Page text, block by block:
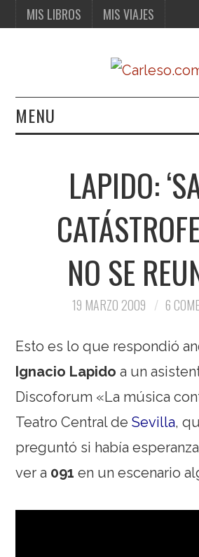
MIS LIBROS MIS VIAJES
MENU
MIS VIAJES
LAPIDO:
NO SE
19 MARZO 2009 6
Esto es lo que respondió
Ignacio Lapidoa un
Discoforum «La música
Teatro Central deSevilla,
preguntó si había
ver a 091 en un escenario